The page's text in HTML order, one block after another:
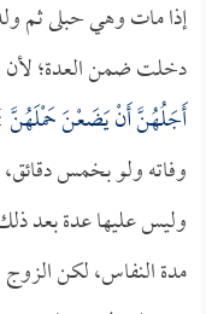
إذا مات وهي حبلى ثم
دخلت ضمن العدة؛ لأن
أَجَلُهُنَّ أَنْ يَضَعْنَ حَمْلَهُنَّ
وفاته ولو بخمس
وليس عليها عدة بعد
مدة النفاس، لكن الزوج